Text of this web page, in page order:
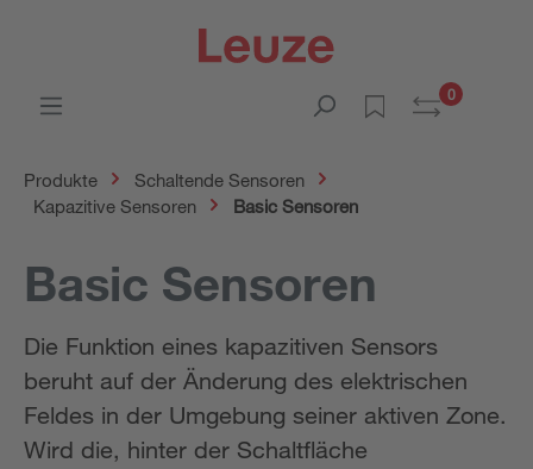
0
Produkte
Schaltende Sensoren
Kapazitive Sensoren
Basic Sensoren
Basic Sensoren
Die Funktion eines kapazitiven Sensors
beruht auf der Änderung des elektrischen
Feldes in der Umgebung seiner aktiven Zone.
Wird die, hinter der Schaltfläche